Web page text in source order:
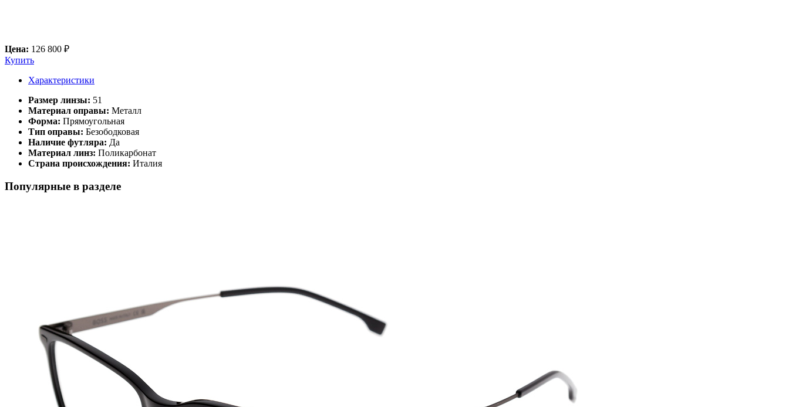
Цена: 126 800 ₽
Купить
Характеристики
Размер линзы: 51
Материал оправы: Металл
Форма: Прямоугольная
Тип оправы: Безободковая
Наличие футляра: Да
Материал линз: Поликарбонат
Страна происхождения: Италия
Популярные в разделе